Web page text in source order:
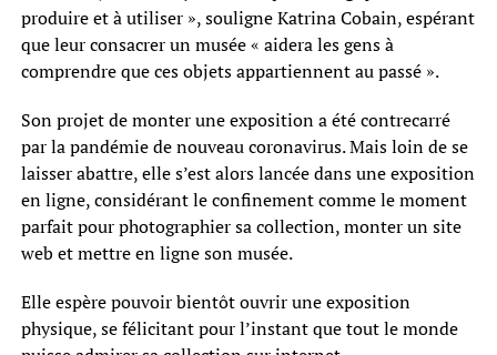
produire et à utiliser », souligne Katrina Cobain, espérant
que leur consacrer un musée « aidera les gens à
comprendre que ces objets appartiennent au passé ».
Son projet de monter une exposition a été contrecarré
par la pandémie de nouveau coronavirus. Mais loin de se
laisser abattre, elle s’est alors lancée dans une exposition
en ligne, considérant le confinement comme le moment
parfait pour photographier sa collection, monter un site
web et mettre en ligne son musée.
Elle espère pouvoir bientôt ouvrir une exposition
physique, se félicitant pour l’instant que tout le monde